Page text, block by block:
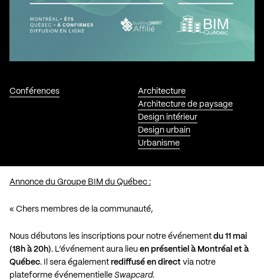
Conférences
Architecture
Architecture de paysage
Design intérieur
Design urbain
Urbanisme
Annonce du Groupe BIM du Québec :
« Chers membres de la communauté,
Nous débutons les inscriptions pour notre événement du 11 mai
(18h à 20h). L’événement aura lieu en présentiel à Montréal et à
Québec. Il sera également rediffusé en direct via notre
plateforme événementielle Swapcard.